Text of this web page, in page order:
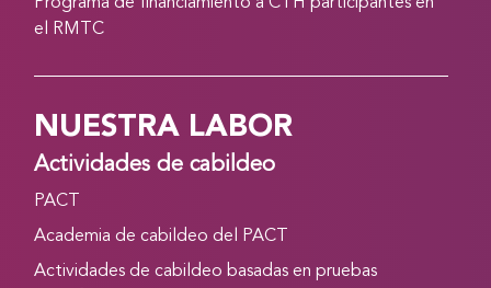
Programa de financiamiento a CTH participantes en
el RMTC
NUESTRA LABOR
Actividades de cabildeo
PACT
Academia de cabildeo del PACT
Actividades de cabildeo basadas en pruebas